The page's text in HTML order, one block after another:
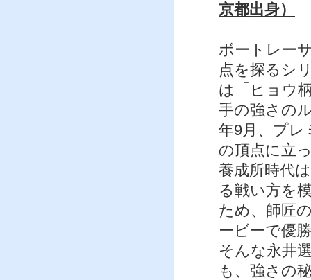
京都出身）
ボートレー
点を探るシ
は「ヒョウ
手の強さの
年9月、プレ
の頂点に立
養成所時代
る戦い方を
ため、師匠
ービーで優
そんな永井
も、強さの